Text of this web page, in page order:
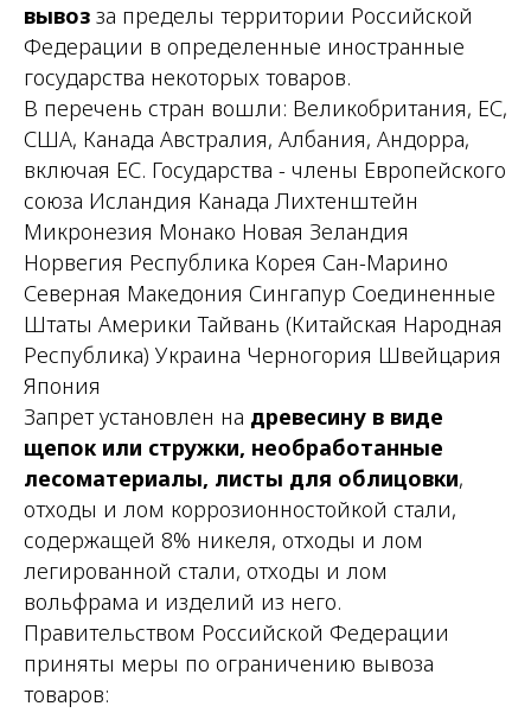
вывоз за пределы территории Российской
Федерации в определенные иностранные
государства некоторых товаров.
В перечень стран вошли: Великобритания, ЕС,
США, Канада Австралия, Албания, Андорра,
включая ЕС. Государства - члены Европейского
союза Исландия Канада Лихтенштейн
Микронезия Монако Новая Зеландия
Норвегия Республика Корея Сан-Марино
Северная Македония Сингапур Соединенные
Штаты Америки Тайвань (Китайская Народная
Республика) Украина Черногория Швейцария
Япония
Запрет установлен на древесину в виде
щепок или стружки, необработанные
лесоматериалы, листы для облицовки,
отходы и лом коррозионностойкой стали,
содержащей 8% никеля, отходы и лом
легированной стали, отходы и лом
вольфрама и изделий из него.
Правительством Российской Федерации
приняты меры по ограничению вывоза
товаров: